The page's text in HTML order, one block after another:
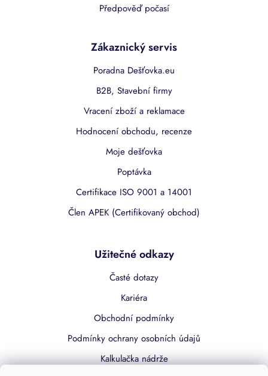
Předpověď počasí
Zákaznický servis
Poradna Dešťovka.eu
B2B, Stavební firmy
Vracení zboží a reklamace
Hodnocení obchodu, recenze
Moje dešťovka
Poptávka
Certifikace ISO 9001 a 14001
Člen APEK (Certifikovaný obchod)
Užitečné odkazy
Časté dotazy
Kariéra
Obchodní podmínky
Podmínky ochrany osobních údajů
Kalkulačka nádrže